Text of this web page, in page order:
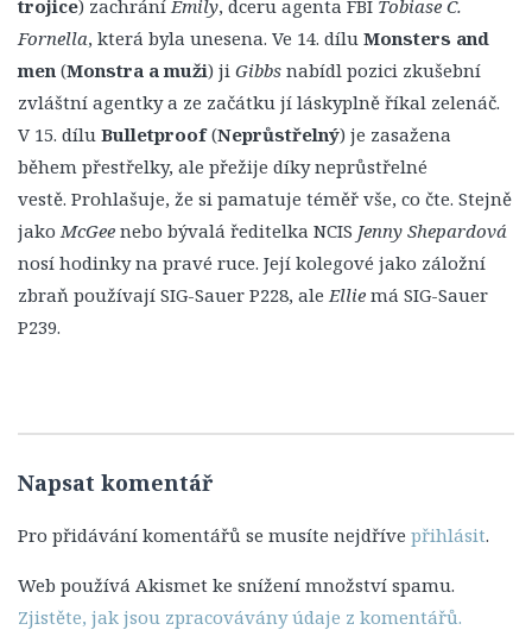
14. Série
12. Série
13. Série
14. série
Leroy Jethro Gibbs
Anthony DiNozzo Jr.
Donald „Ducky“ Mallard
James „Jimmy“ Palmer
Caitlin „Kate“ Toddová
trojice) zachráníEmily, dceru agenta FBI Tobiase C.
Fornella, která byla unesena. Ve 14. dílu Monsters and
men (Monstra a muži) ji Gibbs nabídl pozici zkušební
zvláštní agentky a ze začátku jí láskyplně říkal zelenáč.
V 15. dílu Bulletproof(Neprůstřelný) je zasažena
během přestřelky, ale přežije díky neprůstřelné
vestě. Prohlašuje, že si pamatuje téměř vše, co čte. Stejně
jakoMcGee nebo bývalá ředitelka NCIS Jenny Shepardová
nosí hodinky na pravé ruce. Její kolegové jako záložní
zbraň používají SIG-Sauer P228, aleEllie má SIG-Sauer
P239.
Napsat komentář
Pro přidávání komentářů se musíte nejdříve přihlásit.
Web používá Akismet ke snížení množství spamu.
Zjistěte, jak jsou zpracovávány údaje z komentářů.